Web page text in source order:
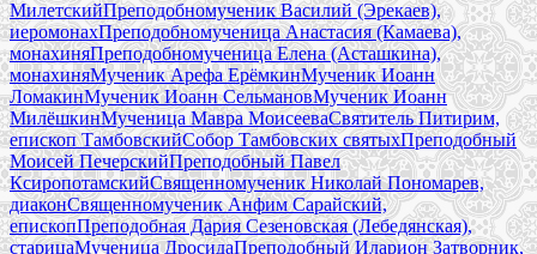
МилетскийПреподобномученик Василий (Эрекаев),
иеромонахПреподобномученица Анастасия (Камаева),
монахиняПреподобномученица Елена (Асташкина),
монахиняМученик Арефа ЕрёмкинМученик Иоанн
ЛомакинМученик Иоанн СельмановМученик Иоанн
МилёшкинМученица Мавра МоисееваСвятитель Питирим,
епископ ТамбовскийСобор Тамбовских святыхПреподобный
Моисей ПечерскийПреподобный Павел
КсиропотамскийСвященномученик Николай Пономарев,
диаконСвященномученик Анфим Сарайский,
епископПреподобная Дария Сезеновская (Лебедянская),
старицаМученица ДросидаПреподобный Иларион Затворник,